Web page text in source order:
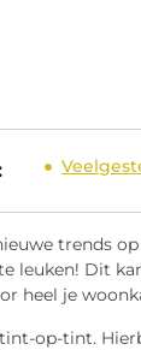
trends
leuken! Dit
heel je
op-tint.